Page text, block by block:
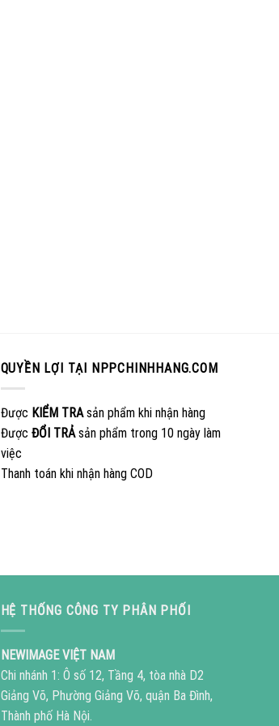
QUYỀN LỢI TẠI NPPCHINHHANG.COM
Được KIỂM TRAsản phẩm khi nhận hàng
Được ĐỔI TRẢsản phẩm trong 10 ngày làm
việc
Thanh toán khi nhận hàng COD
HỆ THỐNG CÔNG TY PHÂN PHỐI
NEWIMAGE VIỆT NAM
Chi nhánh 1: Ô số 12, Tầng 4, tòa nhà D2
Giảng Võ, Phường Giảng Võ, quận Ba Đình,
Thành phố Hà Nội.